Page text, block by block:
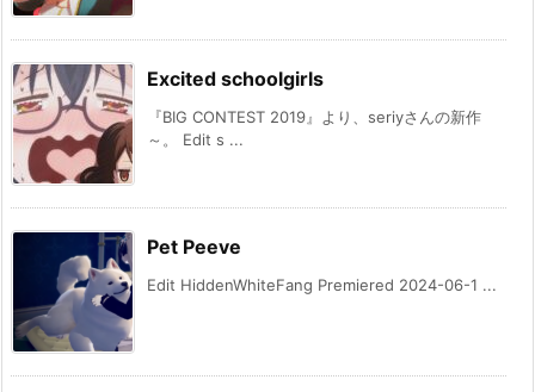
Excited schoolgirls
『BIG CONTEST 2019』より、seriyさんの新作
～。 Edit s ...
Pet Peeve
Edit HiddenWhiteFang Premiered 2024-06-1 ...